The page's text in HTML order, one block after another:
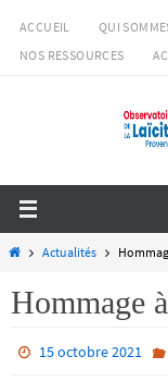
Passer
vers
ACCUEIL QUI
NOS RESSOURCES
HomeActualités
Hommage
15 octobre 2021